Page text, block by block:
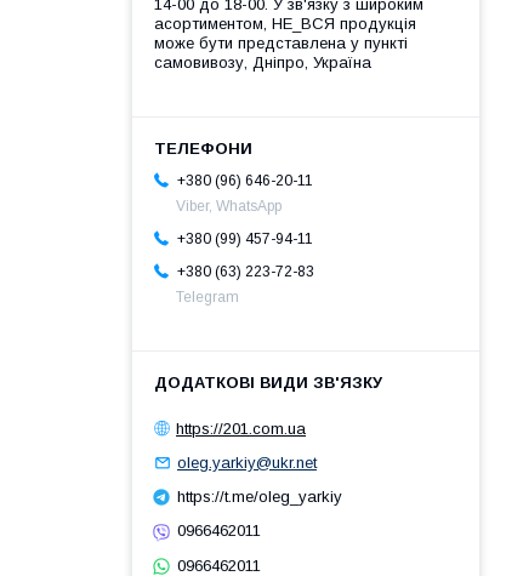
14-00 до 18-00. У зв'язку з широким
асортиментом, НЕ_ВСЯ продукція
може бути представлена у пункті
самовивозу, Дніпро, Україна
+380 (96) 646-20-11
Viber, WhatsApp
+380 (99) 457-94-11
+380 (63) 223-72-83
Telegram
https://201.com.ua
oleg.yarkiy@ukr.net
https://t.me/oleg_yarkiy
0966462011
0966462011